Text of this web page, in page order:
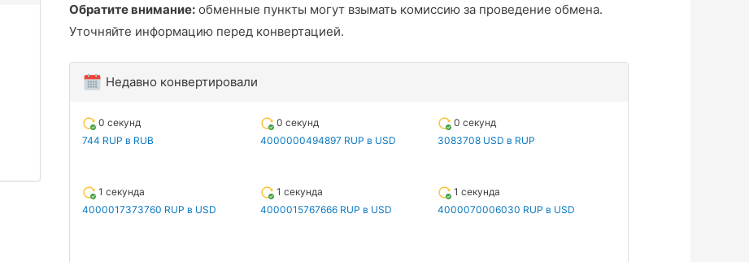
Обратите внимание: обменные пункты могут взымать комиссию за проведение обмена.
Уточняйте информацию перед конвертацией.
Недавно конвертировали
0 секунд
744 RUP в RUB
0 секунд
4000000494897 RUP в USD
0 секунд
3083708 USD в RUP
1 секунда
4000017373760 RUP в USD
1 секунда
4000015767666 RUP в USD
1 секунда
4000070006030 RUP в USD